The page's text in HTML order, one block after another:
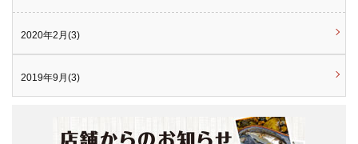
2020年2月(3)
2019年9月(3)